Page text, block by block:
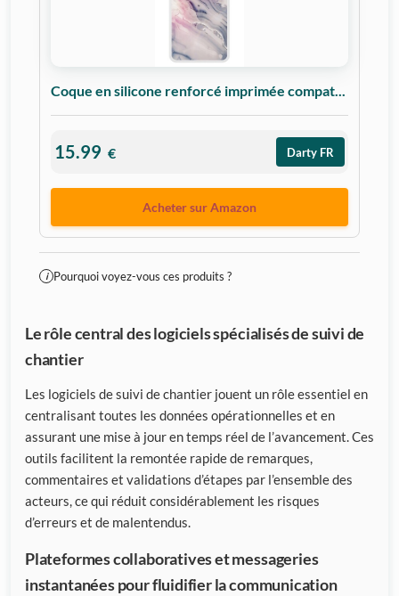
Coque en silicone renforcé imprimée compat...
15.99 € Darty FR
Acheter sur Amazon
i Pourquoi voyez-vous ces produits ?
Le rôle central des logiciels spécialisés de suivi de
chantier
Les logiciels de suivi de chantier jouent un rôle essentiel en
centralisant toutes les données opérationnelles et en
assurant une mise à jour en temps réel de l’avancement. Ces
outils facilitent la remontée rapide de remarques,
commentaires et validations d’étapes par l’ensemble des
acteurs, ce qui réduit considérablement les risques
d’erreurs et de malentendus.
Plateformes collaboratives et messageries
instantanées pour fluidifier la communication